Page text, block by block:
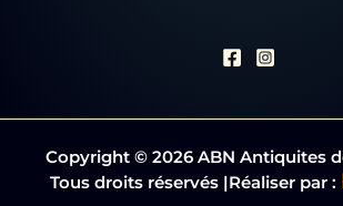
Copyright © 2026 ABN Antiquites
Tous droits réservés |Réaliser par :